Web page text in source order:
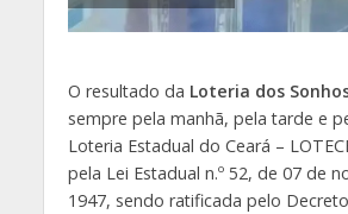
O resultado da Loteria dos
sempre pela manhã, pela tarde e
Loteria Estadual do Ceará –
pela Lei Estadual n.º 52, de 07 de
1947, sendo ratificada pelo